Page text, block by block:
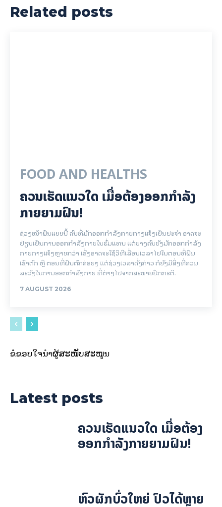
Related posts
FOOD AND HEALTHS
ຄວນເຮັດແນວໃດ ເມື່ອຕ້ອງອອກກຳລັງ
ກາຍຍາມຝົນ!
ຊ່ວງໜ້າຝົນແບບນີ້ ຄົນທີ່ມັກອອກກຳລັງກາຍກາງແຈ້ງເປັນປະຈຳ ອາດຈະ
ປ່ຽນເປັນການອອກກຳລັງກາຍໃນຮົ່ມແທນ ແຕ່ບາງຄົນຍັງມັກອອກກຳລັງ
ກາຍກາງແຈ້ງຫຼາຍກວ່າ ເຊິ່ງອາດຈະໃຊ້ວິທີເລື່ອນເວລາໄປໃນຕອນທີ່ຝົນ
ເຊົາຕົກ ຫຼື ຕອນທີ່ຝົນຕົກຄ່ອຍໆ ແຕ່ຊ່ວງເວລາດັ່ງກ່າວ ກໍຍັງມີສິ່ງທີ່ຄວນ
ລະວັງໃນການອອກກຳລັງກາຍ ທີ່ຕ່າງໄປຈາກສະພາບປົກກະຕິ.
7 AUGUST 2026
ຂໍຂອບໃຈນຳຜູ້ສະໜັບສະໜູນ
Latest posts
ຄວນເຮັດແນວໃດ ເມື່ອຕ້ອງ
ອອກກຳລັງກາຍຍາມຝົນ!
ຫົວຜັກບົ່ວໃຫຍ່ ປົວໄດ້ຫຼາຍ